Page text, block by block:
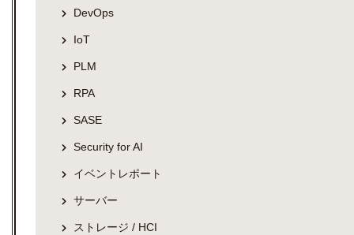
DevOps
IoT
PLM
RPA
SASE
Security for AI
イベントレポート
サーバー
ストレージ / HCI